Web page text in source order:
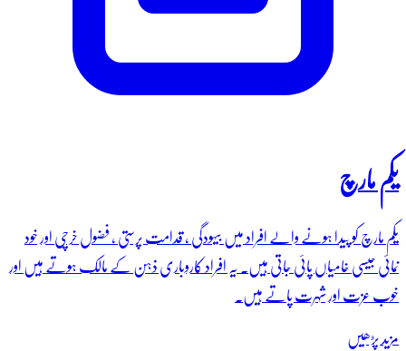
یکم مارچ
یکم مارچ کو پیدا ہونے والے افراد میں بیہودگی ، قدامت پرستی ، فضول خرچی اور خود
نمائی جیسی خامیاں پائی جاتی ہیں۔ یہ افراد کاروباری ذہن کے مالک ہوتے ہیں اور
خوب عزت اور شہرت پاتے ہیں۔
مزید پڑھیں